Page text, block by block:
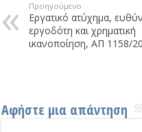
Προηγούμενο
Εργατικό ατύχημα,
εργοδότη και χρηματική
ικανοποίηση, ΑΠ 1158/
Αφήστε μια απάντηση